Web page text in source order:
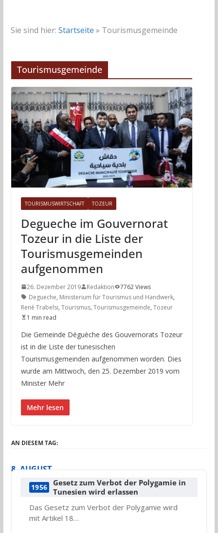
Sie sind hier: Startseite » Tourismusgemeinde
Tourismusgemeinde
TOURISMUSWIRTSCHAFT TOZEUR
Degueche im Gouvernorat
Tozeur in die Liste der
Tourismusgemeinden
aufgenommen
26. Dezember 2019 Redaktion
7762 Views
Degueche, Ministerium für Tourismus und Handwerk,
René Trabelsi, Tourismus, Tourismusgemeinde, Tozeur
1 min read
Die Gemeinde Déguèche des Gouvernorats Tozeur
ist in die Liste der tunesischen
Tourismusgemeinden aufgenommen worden. Dies
wurde am Mittwoch, den 25. Dezember 2019 vom
Minister Mehr
Mehr lesen
AN DIESEM TAG:
8. AUGUST
1956
Gesetz zum Verbot der Polygamie in
Tunesien wird erlassen
Das Gesetz zum Verbot der Polygamie wird
mit Artikel 18…